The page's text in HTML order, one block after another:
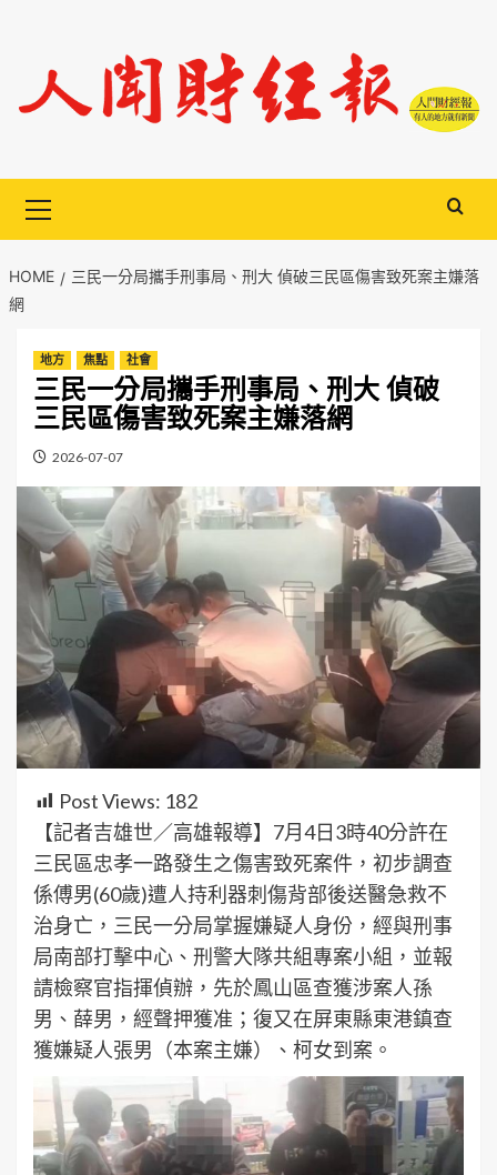
content
Menu
HOME
三民一分局攜手刑事局、刑大 偵破三民區傷害致死案主嫌落
網
地方 焦點 社會
三民一分局攜手刑事局、刑大 偵破
三民區傷害致死案主嫌落網
2026-07-07
Post Views: 182
【記者吉雄世／高雄報導】7月4日3時40分許在
三民區忠孝一路發生之傷害致死案件，初步調查
係傅男(60歲)遭人持利器刺傷背部後送醫急救不
治身亡，三民一分局掌握嫌疑人身份，經與刑事
局南部打擊中心、刑警大隊共組專案小組，並報
請檢察官指揮偵辦，先於鳳山區查獲涉案人孫
男、薛男，經聲押獲准；復又在屏東縣東港鎮查
獲嫌疑人張男（本案主嫌）、柯女到案。